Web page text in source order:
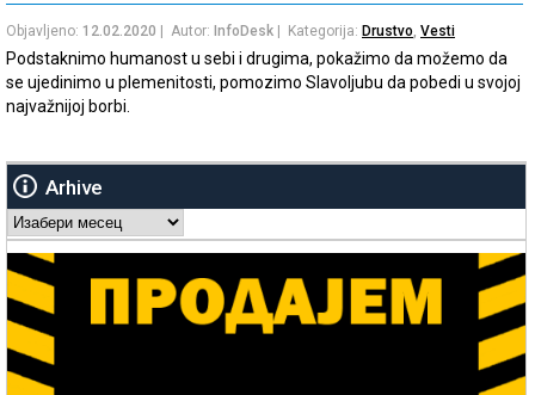
Objavljeno: 12.02.2020 | Autor: InfoDesk | Kategorija: Drustvo, Vesti
Podstaknimo humanost u sebi i drugima, pokažimo da možemo da
se ujedinimo u plemenitosti, pomozimo Slavoljubu da pobedi u svojoj
najvažnijoj borbi.
Arhive
Arhive